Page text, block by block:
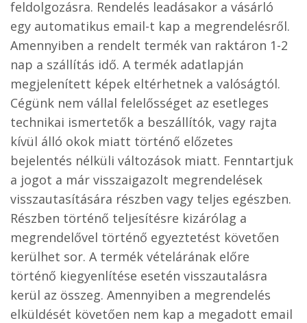
feldolgozásra. Rendelés leadásakor a vásárló
egy automatikus email-t kap a megrendelésről.
Amennyiben a rendelt termék van raktáron 1-2
nap a szállítás idő. A termék adatlapján
megjelenített képek eltérhetnek a valóságtól.
Cégünk nem vállal felelősséget az esetleges
technikai ismertetők a beszállítók, vagy rajta
kívül álló okok miatt történő előzetes
bejelentés nélküli változások miatt. Fenntartjuk
a jogot a már visszaigazolt megrendelések
visszautasítására részben vagy teljes egészben.
Részben történő teljesítésre kizárólag a
megrendelővel történő egyeztetést követően
kerülhet sor. A termék vételárának előre
történő kiegyenlítése esetén visszautalásra
kerül az összeg. Amennyiben a megrendelés
elküldését követően nem kap a megadott email